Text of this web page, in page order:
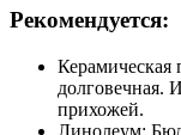
Рекомендуется:
Керамическая
долговечная.
прихожей.